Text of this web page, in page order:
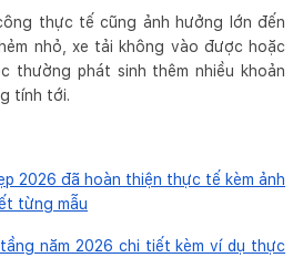
thực tế cũng ảnh hưởng lớn đến
nhỏ, xe tải không vào được hoặc
thường phát sinh thêm nhiều khoản
tính tới.
2026 đã hoàn thiện thực tế kèm ảnh
từng mẫu
năm 2026 chi tiết kèm ví dụ thực